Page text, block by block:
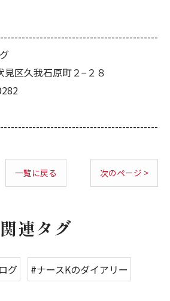
見区久我石原町２−２８
一覧に戻る 次のページ >
関連タグ
グ #ナースKのダイアリー